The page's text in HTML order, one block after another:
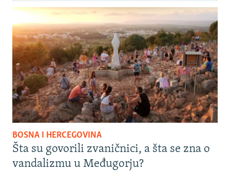
BOSNA I HERCEGOVINA
Šta su govorili zvaničnici, a šta se zna o
vandalizmu u Međugorju?